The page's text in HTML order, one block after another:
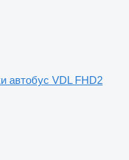
автобус VDL FHD2